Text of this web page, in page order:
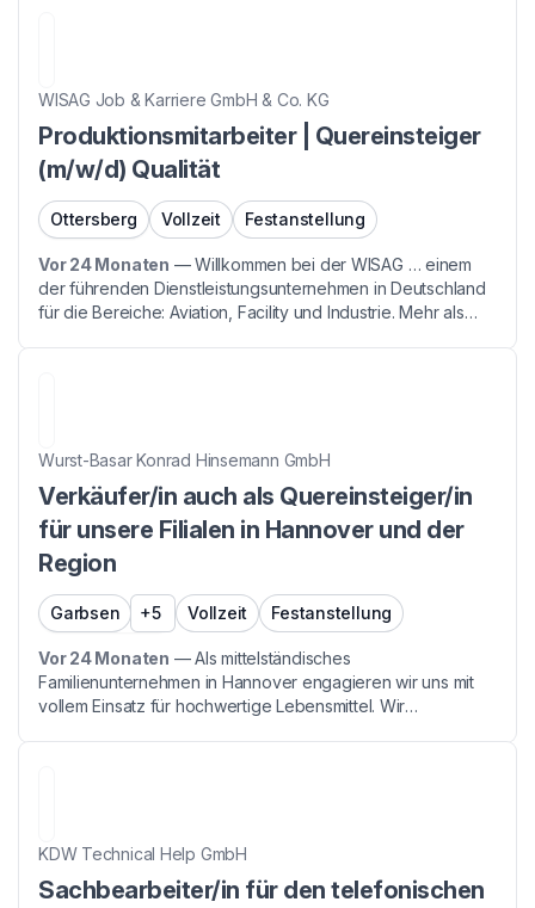
WISAG Job & Karriere GmbH & Co. KG
Produktionsmitarbeiter | Quereinsteiger
(m/w/d) Qualität
Ottersberg Vollzeit Festanstellung
Vor 24 Monaten —Willkommen bei der WISAG … einem
der führenden Dienstleistungsunternehmen in Deutschland
für die Bereiche: Aviation, Facility und Industrie. Mehr als
Wurst-Basar Konrad Hinsemann GmbH
Verkäufer/in auch als Quereinsteiger/in
für unsere Filialen in Hannover und der
Region
Garbsen +5 Vollzeit Festanstellung
Vor 24 Monaten —Als mittelständisches
Familienunternehmen in Hannover engagieren wir uns mit
vollem Einsatz für hochwertige Lebensmittel. Wir
KDW Technical Help GmbH
Sachbearbeiter/in für den telefonischen